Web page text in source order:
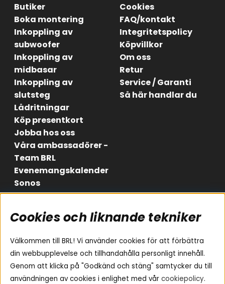
Butiker
Boka montering
Inkoppling av
subwoofer
Inkoppling av
midbasar
Inkoppling av
slutsteg
Lådritningar
Köp presentkort
Jobba hos oss
Våra ambassadörer -
Team BRL
Evenemangskalender
Sonos
Cookies
FAQ/kontakt
Integritetspolicy
Köpvillkor
Om oss
Retur
Service / Garanti
Så här handlar du
Områden
Billjud
Hemmaljud
Medarbetare
Vad passar i min bil
Följ oss
Instagram
Facebook
Youtube
Cookies och liknande tekniker
Välkommen till BRL! Vi använder cookies för att förbättra
din webbupplevelse och tillhandahålla personligt innehåll.
Genom att klicka på "Godkänd och stäng" samtycker du till
användningen av cookies i enlighet med vår cookiepolicy.